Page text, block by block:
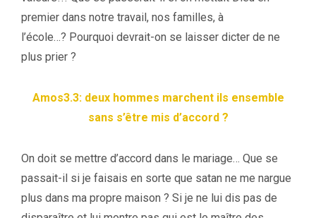
premier dans notre travail, nos familles, à
l’école…? Pourquoi devrait-on se laisser dicter de ne
plus prier ?
Amos3.3: deux hommes marchent ils ensemble
sans s’être mis d’accord ?
On doit se mettre d’accord dans le mariage… Que se
passait-il si je faisais en sorte que satan ne me nargue
plus dans ma propre maison ? Si je ne lui dis pas de